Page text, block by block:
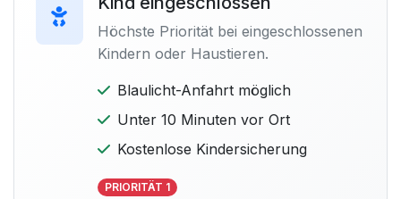
Höchste Priorität bei eingeschlossenen
Kindern oder Haustieren.
Blaulicht-Anfahrt möglich
Unter 10 Minuten vor Ort
Kostenlose Kindersicherung
PRIORITÄT 1